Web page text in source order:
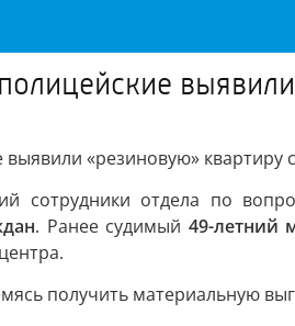
«резиновую» квартиру
сотрудники отдела по
. Ранее судимый 49-летний
получить материальную